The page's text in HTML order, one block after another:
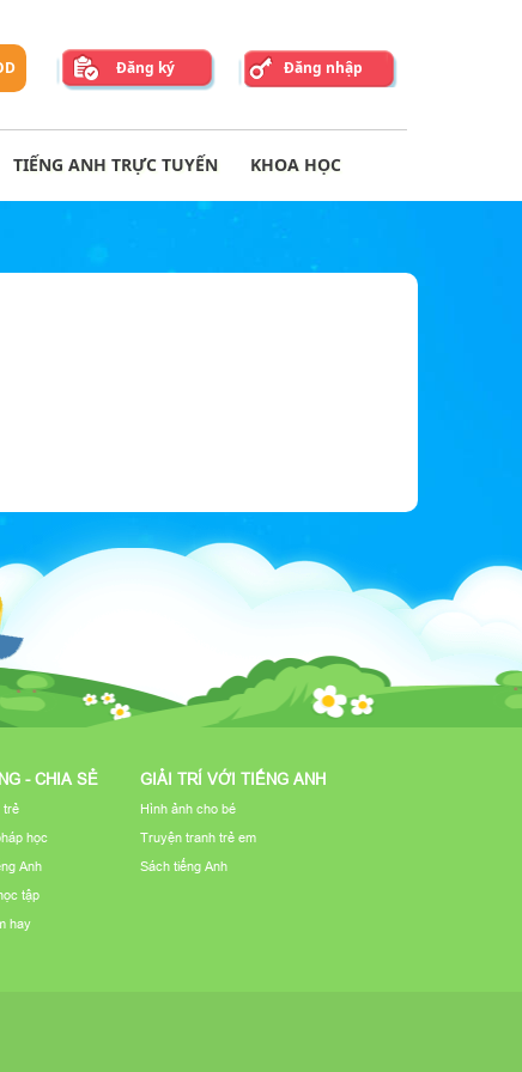
Đăng nhập
Đăng ký
TIẾNG ANH TRỰC TUYẾN KHOA HỌC
- CHIA SẺ
trẻ
học
Anh
tập
hay
GIẢI TRÍ VỚI TIẾNG ANH
Hình ảnh cho bé
Truyện tranh trẻ em
Sách tiếng Anh